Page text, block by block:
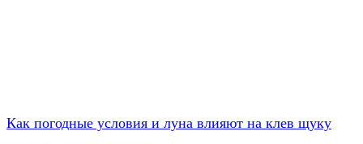
Как погодные условия и луна влияют на клев щуку